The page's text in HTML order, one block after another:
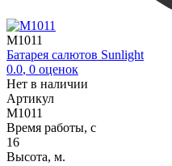
M1011
Батарея салютов Sunlight
0.0, 0 оценок
Нет в наличии
Артикул
M1011
Время работы, с
16
Высота, м.